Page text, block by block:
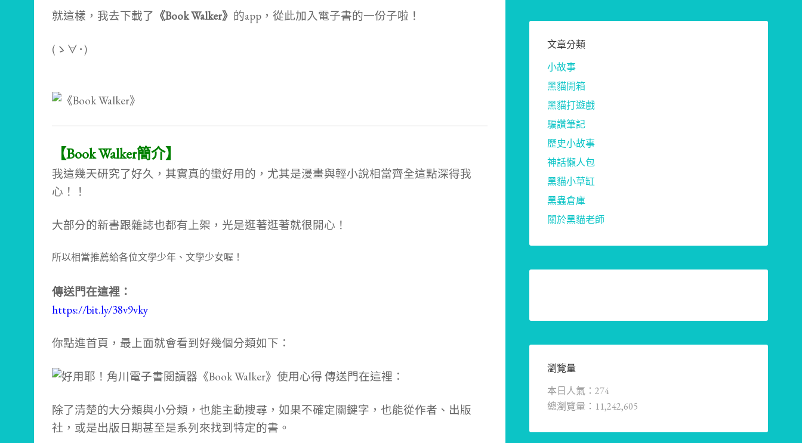
就這樣，我去下載了 《Book Walker》 的app，從此加入電子書的一份子啦！
(ゝ∀･)
【Book Walker簡介】
我這幾天研究了好久，其實真的蠻好用的，尤其是漫畫與輕小說相當齊全這點深得我
心！！
大部分的新書跟雜誌也都有上架，光是逛著逛著就很開心！
所以相當推薦給各位文學少年、文學少女喔！
傳送門在這裡：
https://bit.ly/38v9vky
你點進首頁，最上面就會看到好幾個分類如下：
除了清楚的大分類與小分類，也能主動搜尋，如果不確定關鍵字，也能從作者、出版
社，或是出版日期甚至是系列來找到特定的書。
文章分類
小故事
黑貓開箱
黑貓打遊戲
騙讚筆記
歷史小故事
神話懶人包
黑貓小草缸
黑蟲倉庫
關於黑貓老師
瀏覽量
本日人氣：274
總瀏覽量：11,242,605